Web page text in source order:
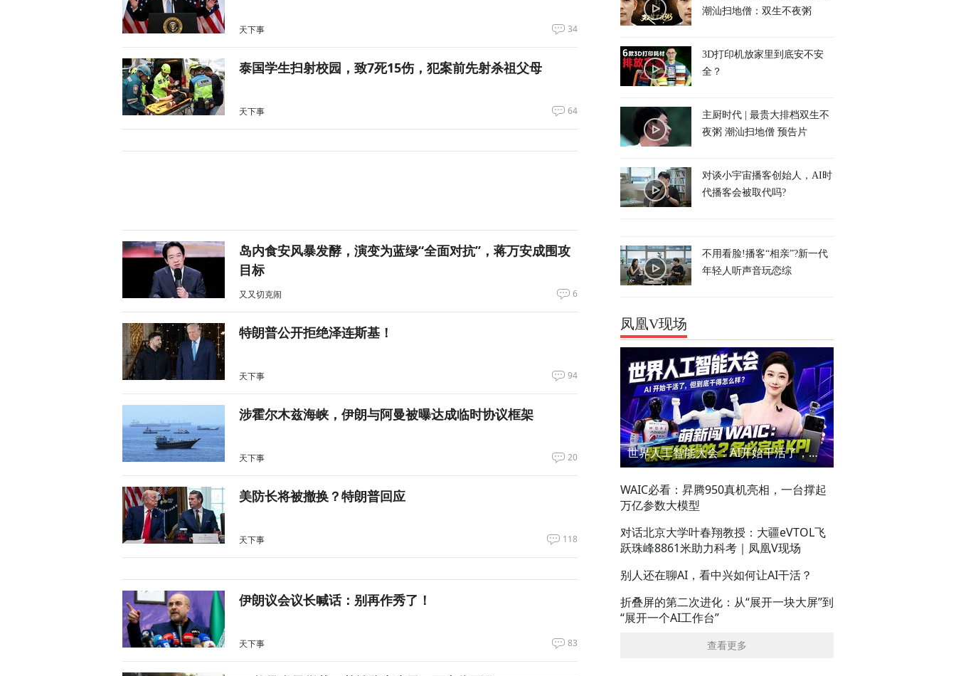
天下事 34
泰国学生扫射校园，致7死15伤，犯案前先射杀祖父母
天下事 64
岛内食安风暴发酵，演变为蓝绿“全面对抗”，蒋万安成围攻
目标
又又切克闹 6
特朗普公开拒绝泽连斯基！
天下事 94
涉霍尔木兹海峡，伊朗与阿曼被曝达成临时协议框架
天下事 20
美防长将被撤换？特朗普回应
天下事 118
伊朗议会议长喊话：别再作秀了！
天下事 83
潮汕扫地僧：双生不夜粥
3D打印机放家里到底安不安
全？
主厨时代 | 最贵大排档双生不
夜粥 潮汕扫地僧 预告片
对谈小宇宙播客创始人，AI时
代播客会被取代吗?
不用看脸!播客“相亲”?新一代
年轻人听声音玩恋综
凤凰V现场
世界人工智能大会：AI开始干活了，但到底干的怎么样？萌新闯WAIC
WAIC必看：昇腾950真机亮相，一台撑起
万亿参数大模型
对话北京大学叶春翔教授：大疆eVTOL飞
跃珠峰8861米助力科考｜凤凰V现场
别人还在聊AI，看中兴如何让AI干活？
折叠屏的第二次进化：从“展开一块大屏”到
“展开一个AI工作台”
查看更多